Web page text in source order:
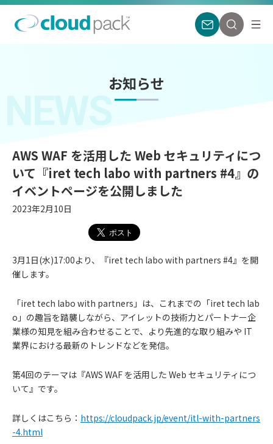
お知らせ
NEWS
AWS WAF を活用した Web セキュリティにつ
いて『iret tech labo with partners #4』の
イベントページを公開しました
2023年2月10日
3月1日(水)17:00より、『iret tech labo with partners #4』を開
催します。
「iret tech labo with partners」は、これまでの「iret tech lab
o」の趣旨を踏襲しながら、アイレットの技術力とパートナー企
業様の知見を組み合わせることで、より先進的な取り組みや IT
業界における最新のトレンドなどを発信。
第4回のテーマは『AWS WAF を活用した Web セキュリティにつ
いて』です。
詳しくはこちら： https://cloudpack.jp/event/itl-with-partners
-4.html